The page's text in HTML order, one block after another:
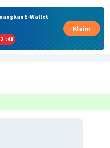
E-Wallet
:48
Klaim